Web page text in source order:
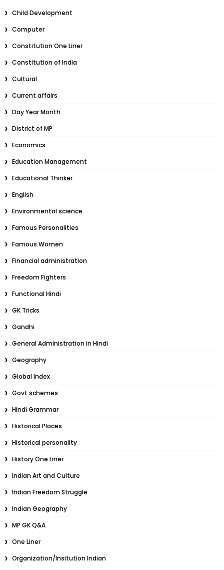
Child Development
Computer
Constitution One Liner
Constitution of India
Cultural
Current affairs
Day Year Month
District of MP
Economics
Education Management
Educational Thinker
English
Environmental science
Famous Personalities
Famous Women
Financial administration
Freedom Fighters
Functional Hindi
GK Tricks
Gandhi
General Administration in Hindi
Geography
Global Index
Govt schemes
Hindi Grammar
Historical Places
Historical personality
History One Liner
Indian Art and Culture
Indian Freedom Struggle
Indian Geography
MP GK Q&A
One Liner
Organization/Insitution Indian